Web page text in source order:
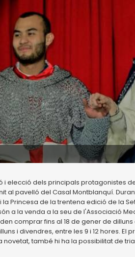
i elecció dels principals protagonistes
al pavelló del Casal Montblanquí.
la Princesa de la trentena edició de la
a la venda a la seu de l'Associació
comprar fins al 18 de gener de
i divendres, entre les 9 i 12 hores.
també hi ha la possibilitat de